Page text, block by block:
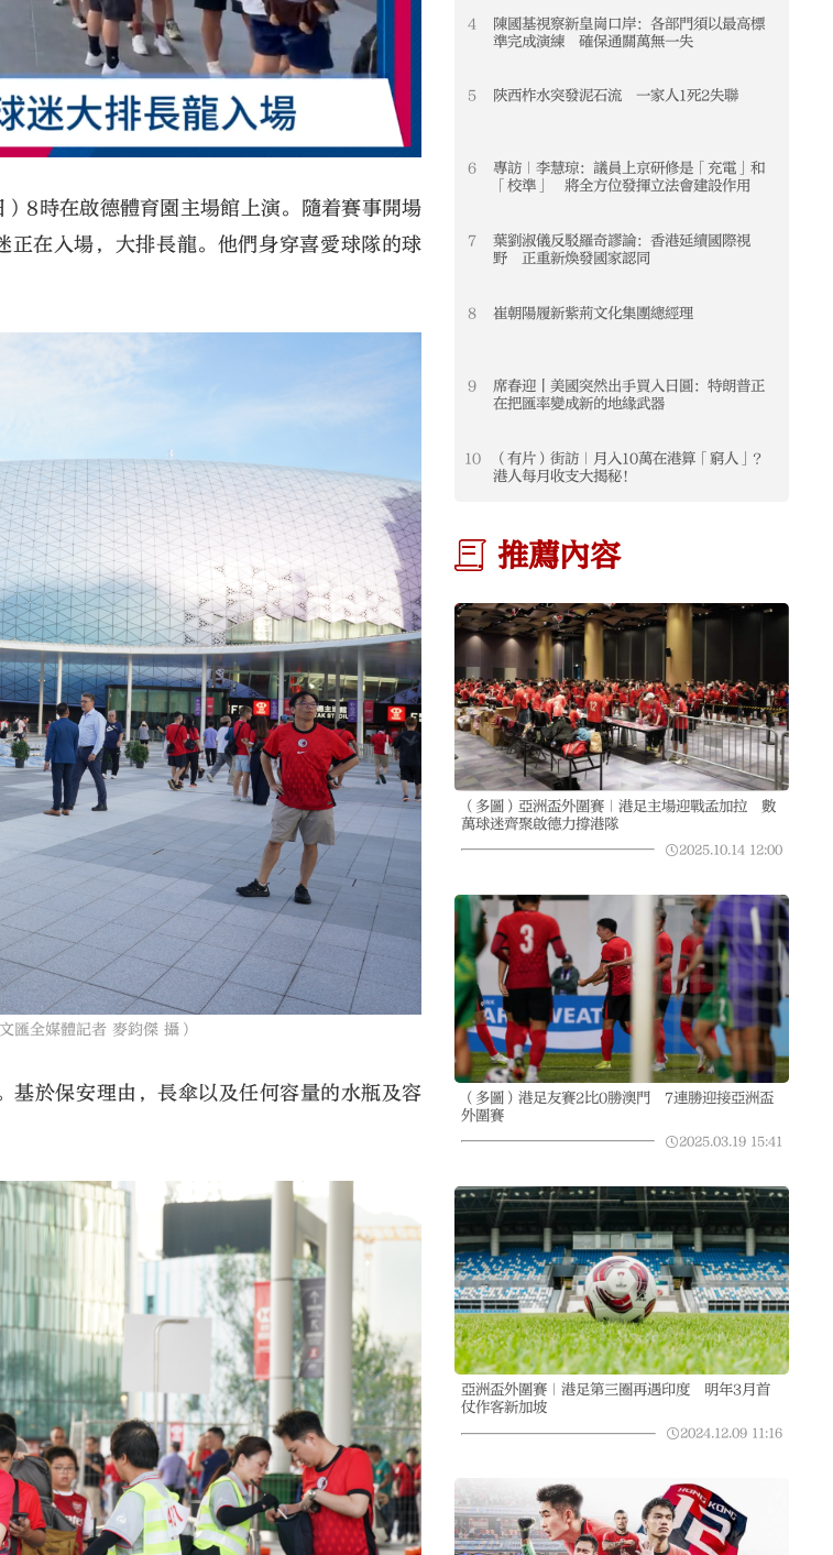
8時在啟德體育園主場館上演。隨着賽事開場
在入場，大排長龍。他們身穿喜愛球隊的球
匯全媒體記者 麥鈞傑 攝）
於保安理由，長傘以及任何容量的水瓶及容
4
陳國基視察新皇崗口岸：各部門須以最高標
準完成演練 確保通關萬無一失
5 陝西柞水突發泥石流 一家人1死2失聯
6
專訪｜李慧琼：議員上京研修是「充電」和
「校準」 將全方位發揮立法會建設作用
7
葉劉淑儀反駁羅奇謬論：香港延續國際視
野 正重新煥發國家認同
8 崔朝陽履新紫荊文化集團總經理
9
席春迎丨美國突然出手買入日圓：特朗普正
在把匯率變成新的地緣武器
10
（有片）街訪｜月入10萬在港算「窮人」？
港人每月收支大揭秘！
推薦內容
（多圖）亞洲盃外圍賽｜港足主場迎戰孟加拉 數
萬球迷齊聚啟德力撐港隊
2025.10.14 12:00
（多圖）港足友賽2比0勝澳門 7連勝迎接亞洲盃
外圍賽
2025.03.19 15:41
亞洲盃外圍賽｜港足第三圈再遇印度 明年3月首
仗作客新加坡
2024.12.09 11:16